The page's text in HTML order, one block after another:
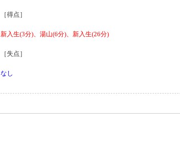
［得点］
新入生(3分)、湯山(6分)、新入生(26分)
［失点］
なし